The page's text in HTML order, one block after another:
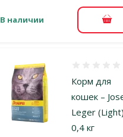
В наличии В
Корм для
кошек –
Leger
0,4 кг